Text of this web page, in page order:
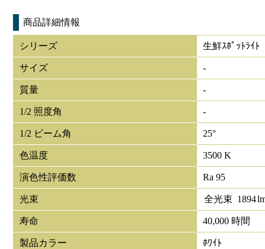
商品詳細情報
シリーズ 生鮮ｽﾎﾟｯﾄﾗｲﾄ
サイズ -
質量 -
1/2 照度角 -
1/2 ビーム角 25°
色温度 3500 K
演色性評価数 Ra 95
光束 全光束 1894
寿命 40,000 時間
製品カラー ﾎﾜｲﾄ